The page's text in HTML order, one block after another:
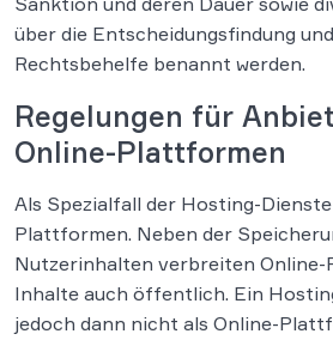
über die Entscheidungsfindung
Rechtsbehelfe benannt werden.
Regelungen für
Online-Plattformen
Als Spezialfall der Hosting-
Plattformen. Neben der
Nutzerinhalten verbreiten
Inhalte auch öffentlich. Ein
jedoch dann nicht als Online-